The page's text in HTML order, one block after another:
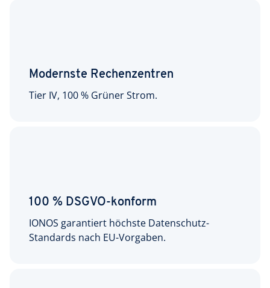
Modernste Rechenzentren
Tier IV, 100 % Grüner Strom.
100 % DSGVO-konform
IONOS garantiert höchste Datenschutz-
Standards nach EU-Vorgaben.